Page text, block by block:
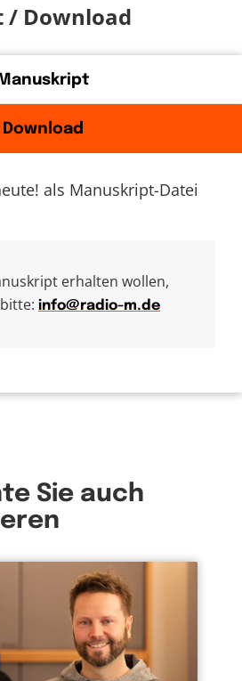
Download
Manuskript
Download
als Manuskript-Datei
erhalten wollen,
info@radio-m.de
Sie auch